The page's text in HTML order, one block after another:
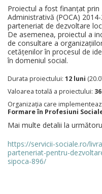
Proiectul a fost finanțat
Administrativă (POCA)
parteneriat de dezvoltare
De asemenea, proiectul a
de consultare a
cetățenilor în procesul de
în domeniul social.
Durata proiectului: 12 luni
Valoarea totală a proiectului:
Organizația care
Formare în Profesiuni
Mai multe detalii la
https://servicii-sociale.ro/
parteneriat-pentru-
sipoca-896/